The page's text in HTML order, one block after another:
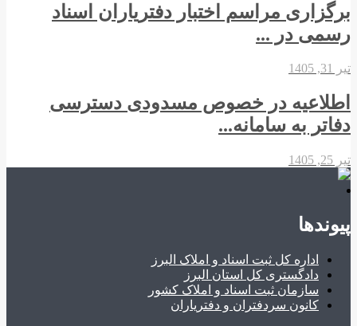
برگزاری مراسم اختبار دفتریاران اسناد
رسمی در ...
تیر 31, 1405
اطلاعیه در خصوص مسدودی دسترسی
دفاتر به سامانه...
تیر 25, 1405
پیوندها
اداره کل ثبت اسناد و املاک البرز
دادگستری کل استان البرز
سازمان ثبت اسناد و املاک کشور
کانون سردفتران و دفتریاران